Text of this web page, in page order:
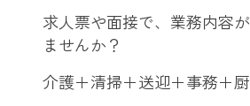
求人票や面接で、業務内容
ませんか？
介護＋清掃＋送迎＋事務＋